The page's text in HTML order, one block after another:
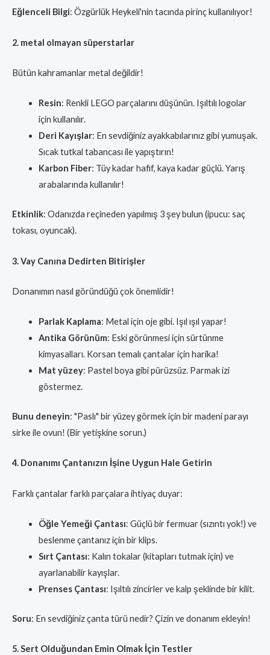
Eğlenceli Bilgi: Özgürlük Heykeli'nin tacında pirinç kullanılıyor!
2. metal olmayan süperstarlar
Bütün kahramanlar metal değildir!
Resin: Renkli LEGO parçalarını düşünün. Işıltılı logolar
için kullanılır.
Deri Kayışlar: En sevdiğiniz ayakkabılarınız gibi yumuşak.
Sıcak tutkal tabancası ile yapıştırın!
Karbon Fiber: Tüy kadar hafif, kaya kadar güçlü. Yarış
arabalarında kullanılır!
Etkinlik: Odanızda reçineden yapılmış 3 şey bulun (ipucu: saç
tokası, oyuncak).
3. Vay Canına Dedirten Bitirişler
Donanımın nasıl göründüğü çok önemlidir!
Parlak Kaplama: Metal için oje gibi. Işıl ışıl yapar!
Antika Görünüm: Eski görünmesi için sürtünme
kimyasalları. Korsan temalı çantalar için harika!
Mat yüzey: Pastel boya gibi pürüzsüz. Parmak izi
göstermez.
Bunu deneyin: "Paslı" bir yüzey görmek için bir madeni parayı
sirke ile ovun! (Bir yetişkine sorun.)
4. Donanımı Çantanızın İşine Uygun Hale Getirin
Farklı çantalar farklı parçalara ihtiyaç duyar:
Öğle Yemeği Çantası: Güçlü bir fermuar (sızıntı yok!) ve
beslenme çantanız için bir klips.
Sırt Çantası: Kalın tokalar (kitapları tutmak için) ve
ayarlanabilir kayışlar.
Prenses Çantası: Işıltılı zincirler ve kalp şeklinde bir kilit.
Soru: En sevdiğiniz çanta türü nedir? Çizin ve donanım ekleyin!
5. Sert Olduğundan Emin Olmak İçin Testler